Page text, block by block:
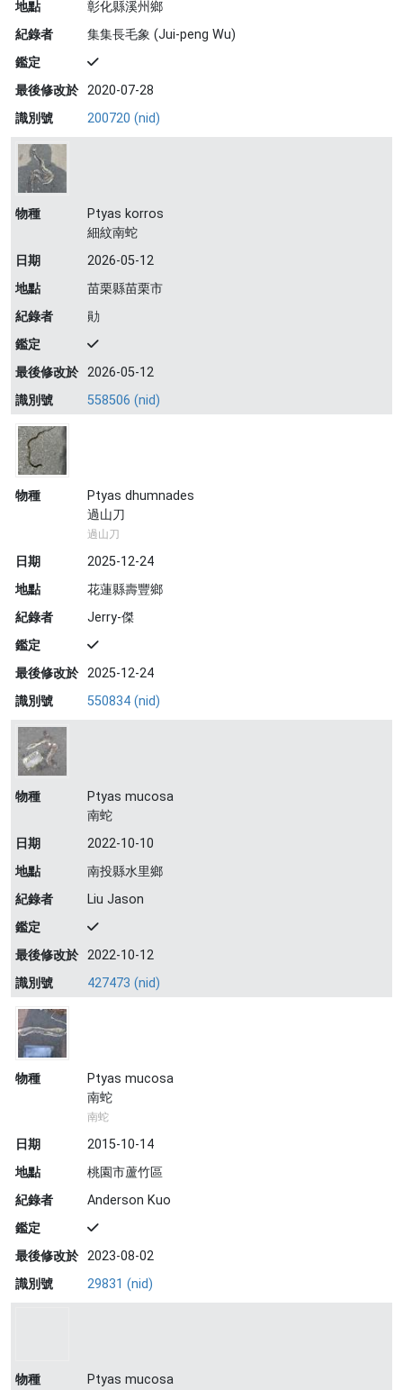
地點
彰化縣溪州鄉
紀錄者
集集長毛象 (Jui-peng Wu)
鑑定
最後修改於 2020-07-28
識別號
200720 (nid)
物種
Ptyas korros
細紋南蛇
日期
2026-05-12
地點
苗栗縣苗栗市
紀錄者
勛
鑑定
最後修改於 2026-05-12
識別號
558506 (nid)
物種
Ptyas dhumnades
過山刀
過山刀
日期
2025-12-24
地點
花蓮縣壽豐鄉
紀錄者
Jerry-傑
鑑定
最後修改於 2025-12-24
識別號
550834 (nid)
物種
Ptyas mucosa
南蛇
日期
2022-10-10
地點
南投縣水里鄉
紀錄者
Liu Jason
鑑定
最後修改於 2022-10-12
識別號
427473 (nid)
物種
Ptyas mucosa
南蛇
南蛇
日期
2015-10-14
地點
桃園市蘆竹區
紀錄者
Anderson Kuo
鑑定
最後修改於 2023-08-02
識別號
29831 (nid)
物種
Ptyas mucosa